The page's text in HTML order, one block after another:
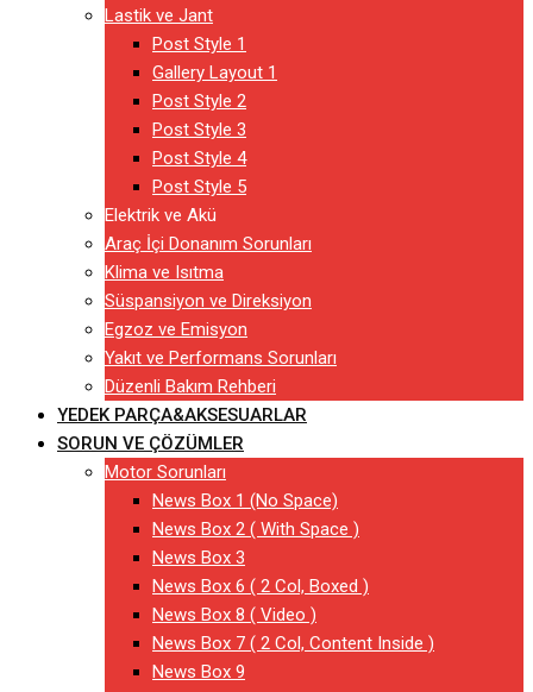
Lastik ve Jant
Post Style 1
Gallery Layout 1
Post Style 2
Post Style 3
Post Style 4
Post Style 5
Elektrik ve Akü
Araç İçi Donanım Sorunları
Klima ve Isıtma
Süspansiyon ve Direksiyon
Egzoz ve Emisyon
Yakıt ve Performans Sorunları
Düzenli Bakım Rehberi
YEDEK PARÇA&AKSESUARLAR
SORUN VE ÇÖZÜMLER
Motor Sorunları
News Box 1 (No Space)
News Box 2 ( With Space )
News Box 3
News Box 6 ( 2 Col, Boxed )
News Box 8 ( Video )
News Box 7 ( 2 Col, Content Inside )
News Box 9